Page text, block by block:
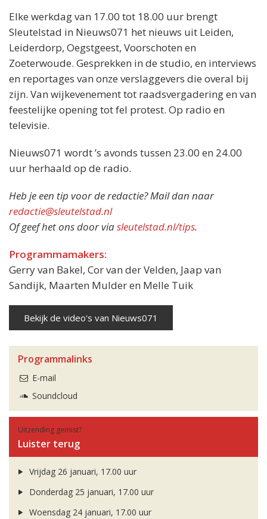
Elke werkdag van 17.00 tot 18.00 uur brengt
Sleutelstad in Nieuws071 het nieuws uit Leiden,
Leiderdorp, Oegstgeest, Voorschoten en
Zoeterwoude. Gesprekken in de studio, en interviews
en reportages van onze verslaggevers die overal bij
zijn. Van wijkevenement tot raadsvergadering en van
feestelijke opening tot fel protest. Op radio en
televisie.
Nieuws071 wordt ’s avonds tussen 23.00 en 24.00
uur herhaald op de radio.
Heb je een tip voor de redactie? Mail dan naar
redactie@sleutelstad.nl
Of geef het ons door viasleutelstad.nl/tips.
Programmamakers:
Gerry van Bakel, Cor van der Velden, Jaap van
Sandijk, Maarten Mulder en Melle Tuik
Bekijk de video's van Nieuws071
Programmalinks
E-mail
Soundcloud
Uitzending gemist?
Luister terug
Vrijdag 26 januari, 17.00 uur
Donderdag 25 januari, 17.00 uur
Woensdag 24 januari, 17.00 uur